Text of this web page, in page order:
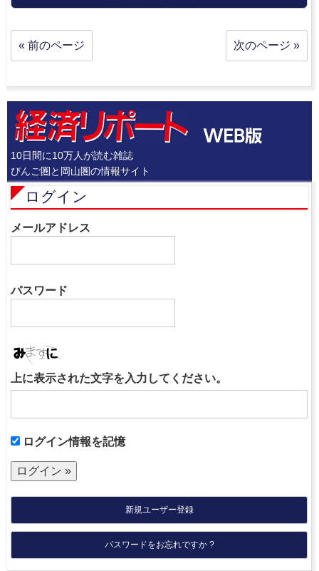
« 前のページ 次のページ »
10日間に10万人が読む雑誌
びんご圏と岡山圏の情報サイト
ログイン
メールアドレス
パスワード
上に表示された文字を入力してください。
ログイン情報を記憶
新規ユーザー登録
パスワードをお忘れですか ?